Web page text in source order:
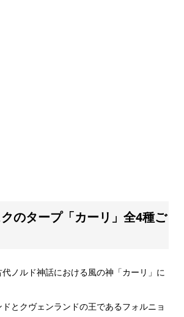
のタープ「カーリ」全4種ご
ノルド神話における風の神「カーリ」に
とクヴェンランドの王であるフォルニョ